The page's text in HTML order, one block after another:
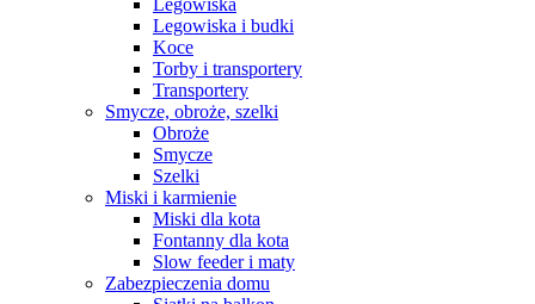
Legowiska
Legowiska i budki
Koce
Torby i transportery
Transportery
Smycze, obroże, szelki
Obroże
Smycze
Szelki
Miski i karmienie
Miski dla kota
Fontanny dla kota
Slow feeder i maty
Zabezpieczenia domu